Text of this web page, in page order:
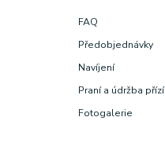
FAQ
Předobjednávky
Navíjení
Praní a údržba přízí
Fotogalerie